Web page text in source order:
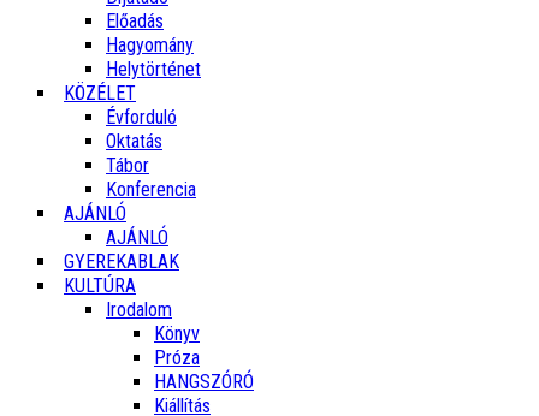
Előadás
Hagyomány
Helytörténet
KÖZÉLET
Évforduló
Oktatás
Tábor
Konferencia
AJÁNLÓ
AJÁNLÓ
GYEREKABLAK
KULTÚRA
Irodalom
Könyv
Próza
HANGSZÓRÓ
Kiállítás